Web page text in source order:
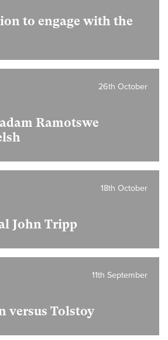
to engage with the
Ramotswe
26th October
John Tripp
18th October
versus Tolstoy
11th September